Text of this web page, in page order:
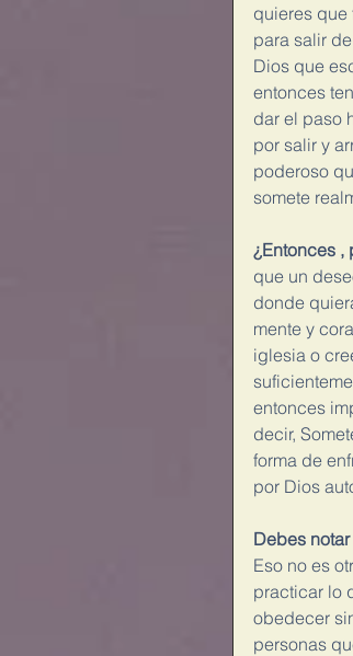
quieres que
para salir
Dios que
entonces
dar el paso
por salir y
poderoso
somete
¿Entonces ,
que un
donde
mente y
iglesia o
entonces
decir,
forma de
por Dios
Debes
Eso no es
practicar lo
obedecer
personas